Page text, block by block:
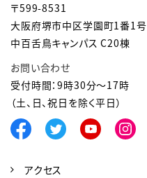
〒599-8531
大阪府堺市中区学園町1番1号
中百舌鳥キャンパス C20棟
お問い合わせ
受付時間：9時30分～17時
（土、日、祝日を除く平日）
アクセス